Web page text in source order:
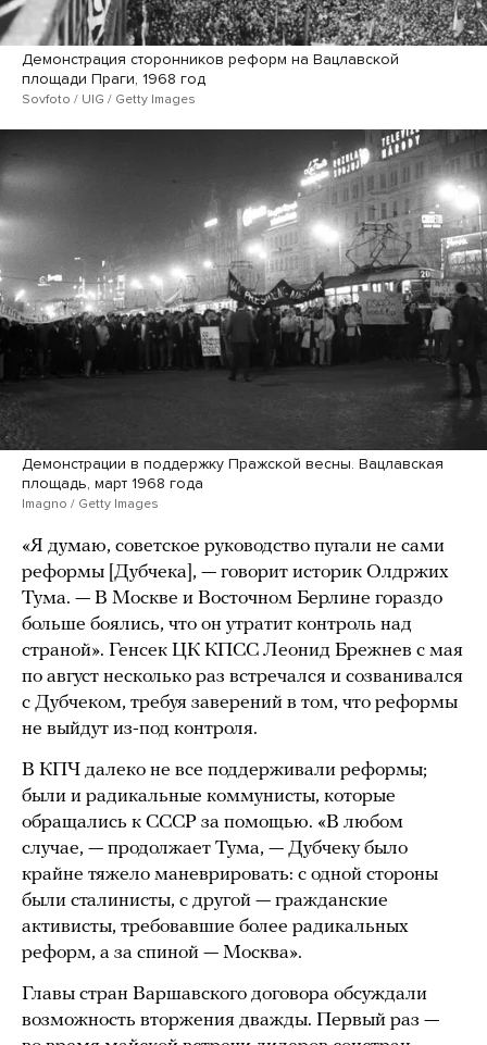
Демонстрация сторонников реформ на Вацлавской
площади Праги, 1968 год
Sovfoto / UIG / Getty Images
Демонстрации в поддержку Пражской весны. Вацлавская
площадь, март 1968 года
Imagno / Getty Images
«Я думаю, советское руководство пугали не сами
реформы [Дубчека], — говорит историк Олдржих
Тума. — В Москве и Восточном Берлине гораздо
больше боялись, что он утратит контроль над
страной». Генсек ЦК КПСС Леонид Брежнев с мая
по август несколько раз встречался и созванивался
с Дубчеком, требуя заверений в том, что реформы
не выйдут из-под контроля.
В КПЧ далеко не все поддерживали реформы;
были и радикальные коммунисты, которые
обращались к СССР за помощью. «В любом
случае, — продолжает Тума, — Дубчеку было
крайне тяжело маневрировать: с одной стороны
были сталинисты, с другой — гражданские
активисты, требовавшие более радикальных
реформ, а за спиной — Москва».
Главы стран Варшавского договора обсуждали
возможность вторжения дважды. Первый раз —